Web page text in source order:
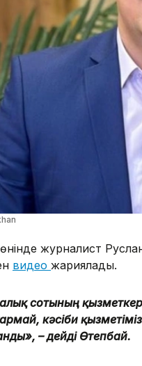
журналист
видео жариялады.
сотының
кәсіби
– дейді Өтепбай.